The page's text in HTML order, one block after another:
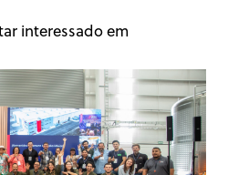
interessado em